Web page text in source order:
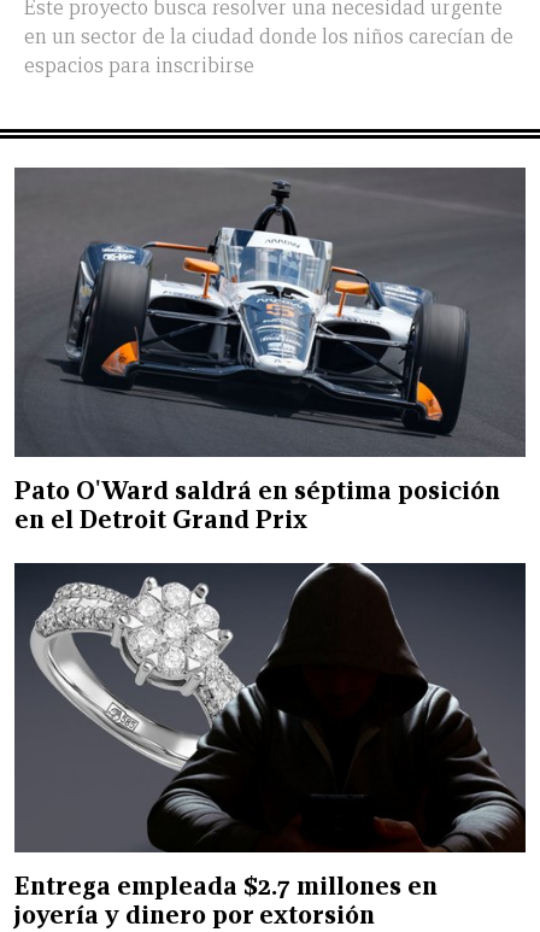
Este proyecto busca resolver una necesidad urgente
en un sector de la ciudad donde los niños carecían de
espacios para inscribirse
Pato O'Ward saldrá en séptima posición
en el Detroit Grand Prix
Entrega empleada $2.7 millones en
joyería y dinero por extorsión